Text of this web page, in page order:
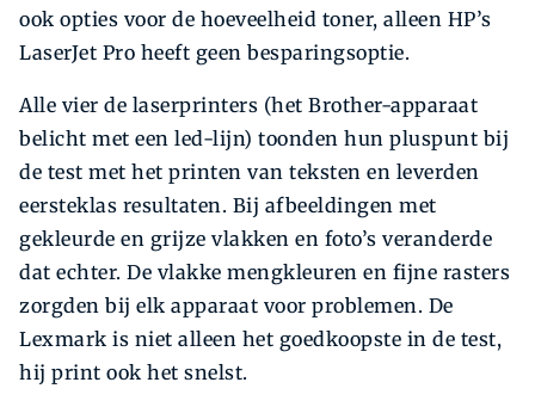
ook opties voor de hoeveelheid toner, alleen HP’s
LaserJet Pro heeft geen besparingsoptie.
Alle vier de laserprinters (het Brother-apparaat
belicht met een led-lijn) toonden hun pluspunt bij
de test met het printen van teksten en leverden
eersteklas resul­taten. Bij afbeeldingen met
gekleurde en grijze vlakken en foto’s veranderde
dat echter. De vlakke mengkleuren en fijne rasters
zorgden bij elk apparaat voor problemen. De
Lexmark is niet alleen het goedkoopste in de test,
hij print ook het snelst.